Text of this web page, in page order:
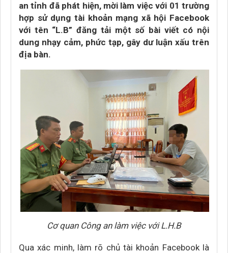
an tỉnh đã phát hiện, mời làm việc với 01 trường
hợp sử dụng tài khoản mạng xã hội Facebook
với tên “L.B” đăng tải một số bài viết có nội
dung nhạy cảm, phức tạp, gây dư luận xấu trên
địa bàn.
Cơ quan Công an làm việc với L.H.B
Qua xác minh, làm rõ chủ tài khoản Facebook là